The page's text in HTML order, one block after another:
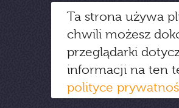
Ta strona używa
chwili możesz
przeglądarki
informacji na ten
polityce